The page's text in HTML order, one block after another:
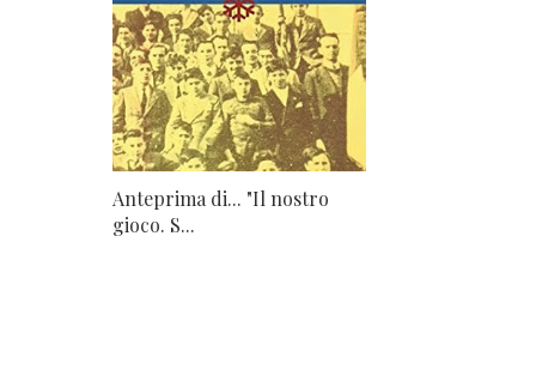
Anteprima di... "Il nostro
gioco. S...